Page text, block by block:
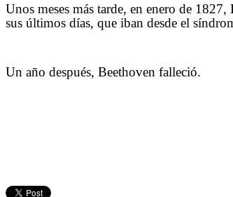
Unos meses más tarde, en enero de
sus últimos días, que iban desde el
Un año después, Beethoven falleció.